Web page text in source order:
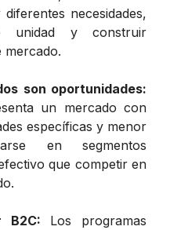
necesidades,
unidad y construir
mercado.
son oportunidades:
un mercado con
específicas y menor
en segmentos
que competir en
B2C: Los programas